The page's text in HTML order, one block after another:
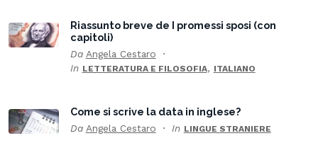
Riassunto breve de I promessi sposi (con
capitoli)
Da Angela Cestaro
In LETTERATURA E FILOSOFIA, ITALIANO
Come si scrive la data in inglese?
Da Angela Cestaro In LINGUE STRANIERE